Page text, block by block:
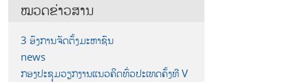
ໝວດຂ່າວສານ
3 ອົງການຈັດຕັ້ງມະຫາຊົນ
news
ກອງປະຊຸມວຽກງານແນວຄິດທົ່ວປະເທດຄັ້ງທີ V